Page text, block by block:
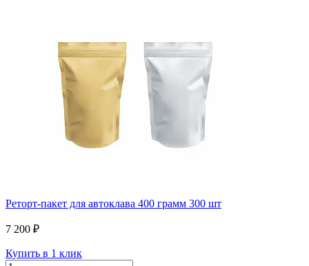
Реторт-пакет для автоклава 400 грамм 300 шт
7 200 ₽
Купить в 1 клик